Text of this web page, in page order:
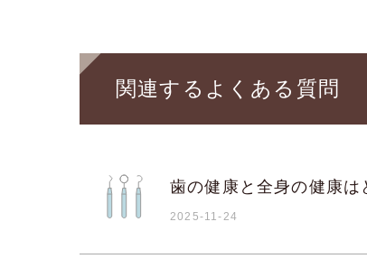
関連するよくある質問
歯の健康と全身の健康は
2025-11-24